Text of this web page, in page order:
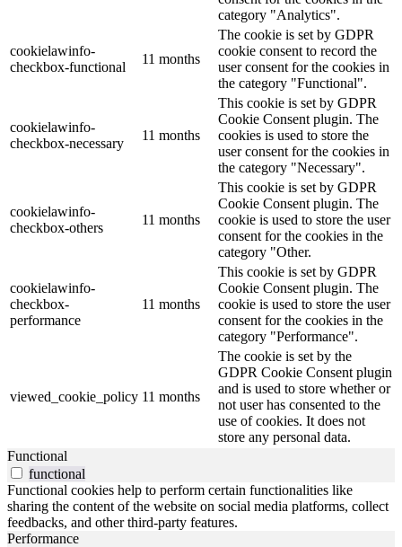
category "Analytics".
cookielawinfo-
checkbox-functional
11 months
The cookie is set by GDPR
cookie consent to record the
user consent for the cookies in
the category "Functional".
cookielawinfo-
checkbox-necessary
11 months
This cookie is set by GDPR
Cookie Consent plugin. The
cookies is used to store the
user consent for the cookies in
the category "Necessary".
cookielawinfo-
checkbox-others
11 months
This cookie is set by GDPR
Cookie Consent plugin. The
cookie is used to store the user
consent for the cookies in the
category "Other.
cookielawinfo-
checkbox-
performance
11 months
This cookie is set by GDPR
Cookie Consent plugin. The
cookie is used to store the user
consent for the cookies in the
category "Performance".
viewed_cookie_policy 11 months
The cookie is set by the
GDPR Cookie Consent plugin
and is used to store whether or
not user has consented to the
use of cookies. It does not
store any personal data.
Functional
functional
Functional cookies help to perform certain functionalities like
sharing the content of the website on social media platforms, collect
feedbacks, and other third-party features.
Performance